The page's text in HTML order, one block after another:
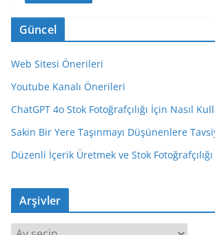
Güncel
Web Sitesi Önerileri
Youtube Kanalı Önerileri
ChatGPT 4o Stok Fotoğrafçılığı İçin Nasıl
Sakin Bir Yere Taşınmayı Düşünenlere
Düzenli İçerik Üretmek ve Stok Fotoğrafçılığı
Arşivler